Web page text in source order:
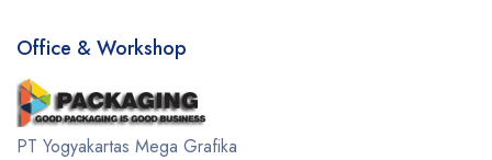
Office & Workshop
PT Yogyakartas Mega Grafika